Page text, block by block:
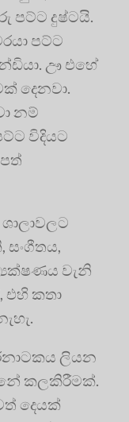
පට්ට දුෂ්ටයි.
පට්ට
ඌ එහේ
දෙනවා.
නම්
විදියට
වැනි
එහි කතා
ලියන
කලකිරීමක්.
දෙයක්